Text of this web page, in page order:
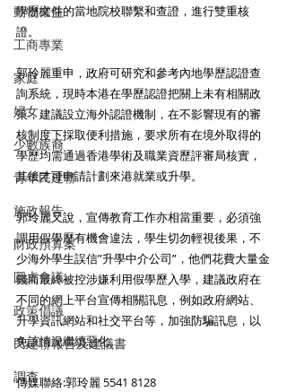
動物權益
工商專業
家庭
婦女
少數族裔
青年民建聯
施政報告
財政預算案
圓桌會議
政策倡議
民建聯報告及建議書
調查
學歷文件的當地院校聯繫和查證，進行雙重核
證。
郭玲麗重申，政府可研究和參考內地學歷認證查
詢系統，現時本港在學歷認證把關上未有相關政
策，建議設立海外認證機制，在不影響現有的審
核制度下採取便利措施，要求所有在境外取得的
學歷均需通過香港學術及職業資歷評審局核實，
其後才可申請計劃來港就業或升學。
郭玲麗又說，宣傳教育工作亦相當重要，必須強
調用假學歷有機會違法，學生切勿輕視後果，不
少海外學生誤信”升學中介公司”，他們花費大量金
錢而最終被控涉嫌利用假學歷入學，建議政府在
不同的網上平台宣傳相關訊息，例如政府網站、
升學資訊網站和社交平台等，加強防騙訊息，以
免該情況繼續惡化。
傳媒聯絡:郭玲麗 5541 8128